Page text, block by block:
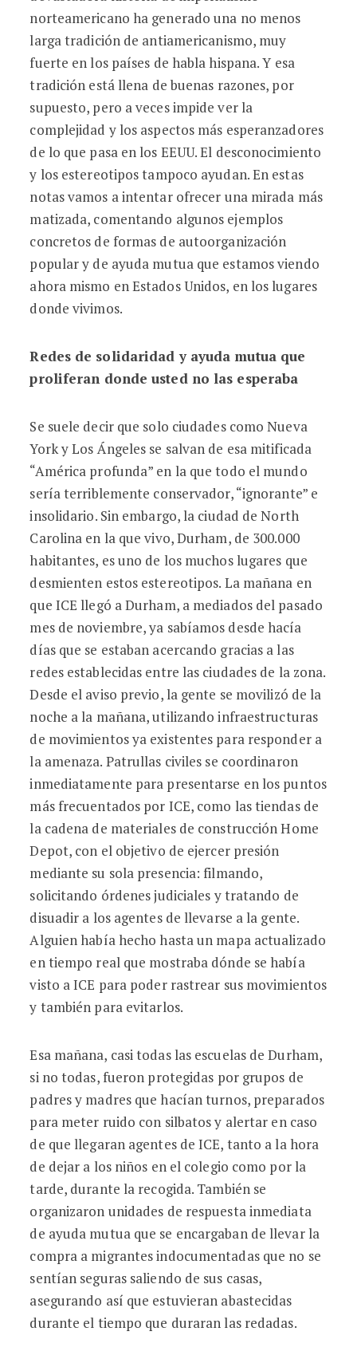
norteamericano ha generado una no menos
larga tradición de antiamericanismo, muy
fuerte en los países de habla hispana. Y esa
tradición está llena de buenas razones, por
supuesto, pero a veces impide ver la
complejidad y los aspectos más esperanzadores
de lo que pasa en los EEUU. El desconocimiento
y los estereotipos tampoco ayudan. En estas
notas vamos a intentar ofrecer una mirada más
matizada, comentando algunos ejemplos
concretos de formas de autoorganización
popular y de ayuda mutua que estamos viendo
ahora mismo en Estados Unidos, en los lugares
donde vivimos.
Redes de solidaridad y ayuda mutua que
proliferan donde usted no las esperaba
Se suele decir que solo ciudades como Nueva
York y Los Ángeles se salvan de esa mitificada
“América profunda” en la que todo el mundo
sería terriblemente conservador, “ignorante” e
insolidario. Sin embargo, la ciudad de North
Carolina en la que vivo, Durham, de 300.000
habitantes, es uno de los muchos lugares que
desmienten estos estereotipos. La mañana en
que ICE llegó a Durham, a mediados del pasado
mes de noviembre, ya sabíamos desde hacía
días que se estaban acercando gracias a las
redes establecidas entre las ciudades de la zona.
Desde el aviso previo, la gente se movilizó de la
noche a la mañana, utilizando infraestructuras
de movimientos ya existentes para responder a
la amenaza. Patrullas civiles se coordinaron
inmediatamente para presentarse en los puntos
más frecuentados por ICE, como las tiendas de
la cadena de materiales de construcción Home
Depot, con el objetivo de ejercer presión
mediante su sola presencia: filmando,
solicitando órdenes judiciales y tratando de
disuadir a los agentes de llevarse a la gente.
Alguien había hecho hasta un mapa actualizado
en tiempo real que mostraba dónde se había
visto a ICE para poder rastrear sus movimientos
y también para evitarlos.
Esa mañana, casi todas las escuelas de Durham,
si no todas, fueron protegidas por grupos de
padres y madres que hacían turnos, preparados
para meter ruido con silbatos y alertar en caso
de que llegaran agentes de ICE, tanto a la hora
de dejar a los niños en el colegio como por la
tarde, durante la recogida. También se
organizaron unidades de respuesta inmediata
de ayuda mutua que se encargaban de llevar la
compra a migrantes indocumentadas que no se
sentían seguras saliendo de sus casas,
asegurando así que estuvieran abastecidas
durante el tiempo que duraran las redadas.